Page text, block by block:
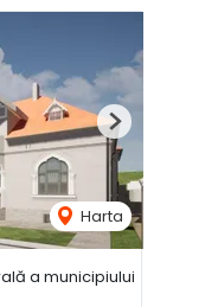
Harta
Next
a municipiului